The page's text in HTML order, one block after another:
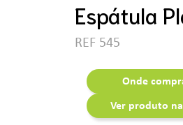
Espátula
REF 545
Onde
Ver produto